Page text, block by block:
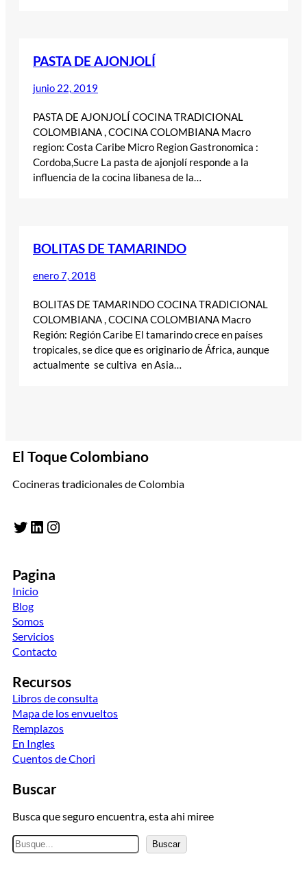
PASTA DE AJONJOLÍ
junio 22, 2019
PASTA DE AJONJOLÍ COCINA TRADICIONAL
COLOMBIANA , COCINA COLOMBIANA Macro
region: Costa Caribe Micro Region Gastronomica :
Cordoba,Sucre La pasta de ajonjolí responde a la
influencia de la cocina libanesa de la…
BOLITAS DE TAMARINDO
enero 7, 2018
BOLITAS DE TAMARINDO COCINA TRADICIONAL
COLOMBIANA , COCINA COLOMBIANA Macro
Región: Región Caribe El tamarindo crece en países
tropicales, se dice que es originario de África, aunque
actualmente se cultiva en Asia…
El Toque Colombiano
Cocineras tradicionales de Colombia
Twitter LinkedIn Instagram
Pagina
Inicio
Blog
Somos
Servicios
Contacto
Recursos
Libros de consulta
Mapa de los envueltos
Remplazos
En Ingles
Cuentos de Chori
Buscar
Busca que seguro encuentra, esta ahi miree
B
u
Buscar